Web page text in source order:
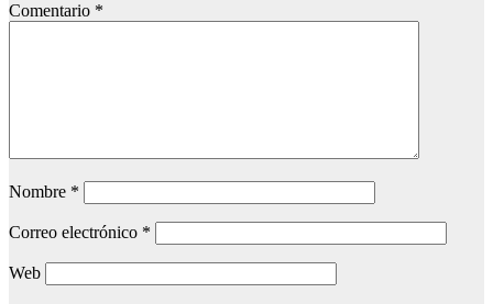
Comentario *
Nombre *
Correo electrónico *
Web